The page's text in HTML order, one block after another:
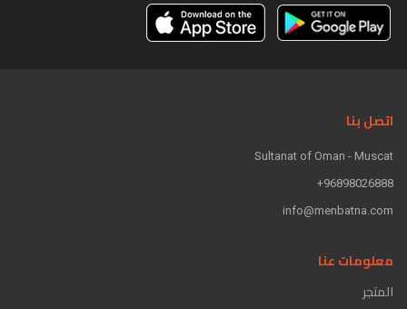
اتصل بنا
Sultanat of Oman - Muscat
96898026888+
info@menbatna.com
معلومات عنا
المتجر